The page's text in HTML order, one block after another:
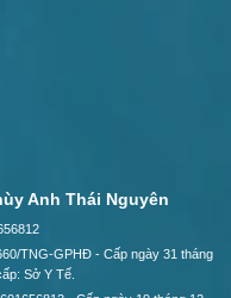
Anh Thái Nguyên
TNG-GPHĐ - Cấp ngày 31 tháng
Sở Y Tế.